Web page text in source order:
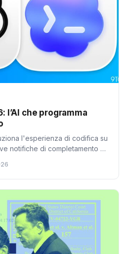
l’AI che programma
l'esperienza di codifica su
notifiche di completamento e
mobili.